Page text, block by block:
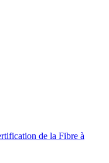
de la Fibre à